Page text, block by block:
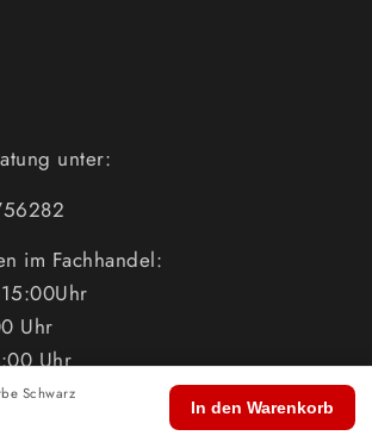
unter:
im Fachhandel:
Uhr
Uhr
24 STD
Schwarz
In den Warenkorb
🛒
Warenkorb
👤
Konto